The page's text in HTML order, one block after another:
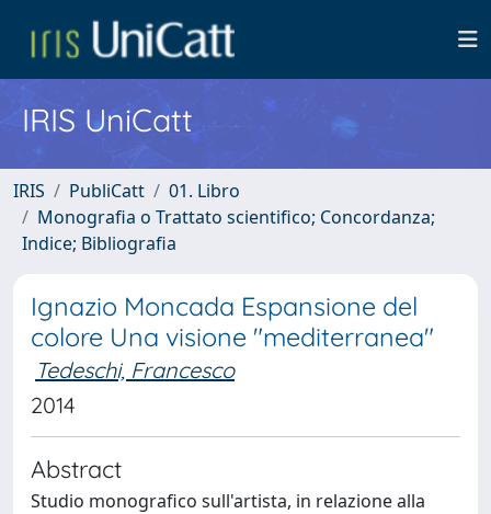
IRIS UniCatt
IRIS PubliCatt
01. Libro
Monografia o Trattato scientifico; Concordanza;
Indice; Bibliografia
Ignazio Moncada Espansione del
colore Una visione "mediterranea"
Tedeschi, Francesco
2014
Abstract
Studio monografico sull'artista, in relazione alla